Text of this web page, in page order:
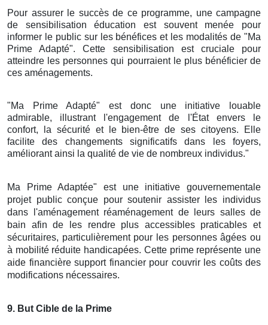
Pour assurer le succès de ce programme, une campagne
de sensibilisation éducation est souvent menée pour
informer le public sur les bénéfices et les modalités de "Ma
Prime Adapté". Cette sensibilisation est cruciale pour
atteindre les personnes qui pourraient le plus bénéficier de
ces aménagements.
"Ma Prime Adapté" est donc une initiative louable
admirable, illustrant l'engagement de l'État envers le
confort, la sécurité et le bien-être de ses citoyens. Elle
facilite des changements significatifs dans les foyers,
améliorant ainsi la qualité de vie de nombreux individus."
Ma Prime Adaptée" est une initiative gouvernementale
projet public conçue pour soutenir assister les individus
dans l'aménagement réaménagement de leurs salles de
bain afin de les rendre plus accessibles praticables et
sécuritaires, particulièrement pour les personnes âgées ou
à mobilité réduite handicapées. Cette prime représente une
aide financière support financier pour couvrir les coûts des
modifications nécessaires.
9. But Cible de la Prime